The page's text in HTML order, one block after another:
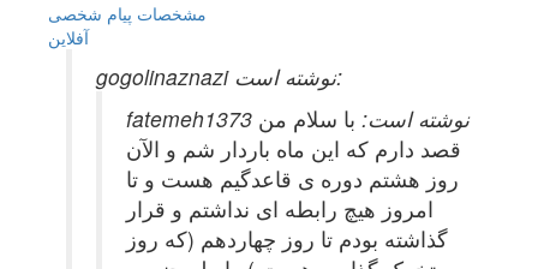
مشخصات پیام شخصی
آفلاين
gogolinaznazi نوشته است:
fatemeh1373 نوشته است: با سلام من
قصد دارم که این ماه باردار شم و الآن
روز هشتم دوره ی قاعدگیم هست و تا
امروز هیچ رابطه ای نداشتم و قرار
گذاشته بودم تا روز چهاردهم (که روز